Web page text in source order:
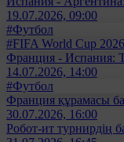
19.07.2026, 09:00
#Футбол
#FIFA World Cup 2026
Франция - Испания:
14.07.2026, 14:00
#Футбол
Франция құрамасы
30.07.2026, 16:00
Робот-ит турнирдің